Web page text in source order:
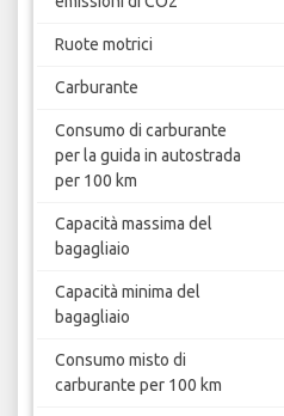
Ruote motrici
Carburante
Consumo di carburante
per la guida in autostrada
per 100 km
Capacità massima del
bagagliaio
Capacità minima del
bagagliaio
Consumo misto di
carburante per 100 km